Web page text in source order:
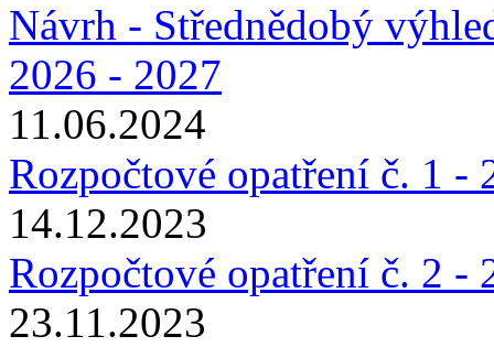
Návrh - Střednědobý
2026 - 2027
11.06.2024
Rozpočtové opatření č. 1 -
14.12.2023
Rozpočtové opatření č. 2 -
23.11.2023